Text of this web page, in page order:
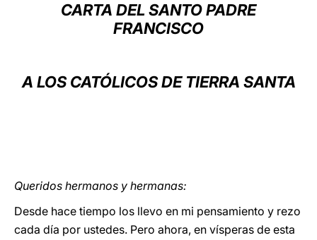
العربيّة
LATINE
CARTA DEL SANTO PADRE
FRANCISCO
A LOS CATÓLICOS DE TIERRA SANTA
Queridos hermanos y hermanas:
Desde hace tiempo los llevo en mi pensamiento y rezo
cada día por ustedes. Pero ahora, en vísperas de esta